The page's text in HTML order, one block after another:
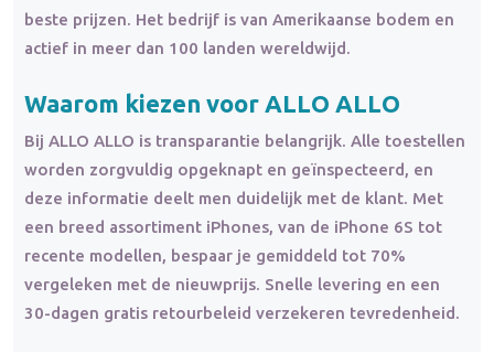
beste prijzen. Het bedrijf is van Amerikaanse bodem en
actief in meer dan 100 landen wereldwijd.
Waarom kiezen voor ALLO ALLO
Bij ALLO ALLO is transparantie belangrijk. Alle toestellen
worden zorgvuldig opgeknapt en geïnspecteerd, en
deze informatie deelt men duidelijk met de klant. Met
een breed assortiment iPhones, van de iPhone 6S tot
recente modellen, bespaar je gemiddeld tot 70%
vergeleken met de nieuwprijs. Snelle levering en een
30-dagen gratis retourbeleid verzekeren tevredenheid.